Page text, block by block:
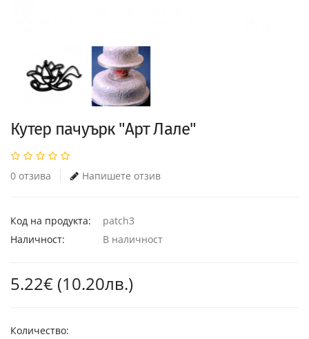
Кутер пачуърк "Арт Лале"
0 отзива Напишете отзив
Код на продукта:
patch3
Наличност:
В наличност
5.22€ (10.20лв.)
Количество: